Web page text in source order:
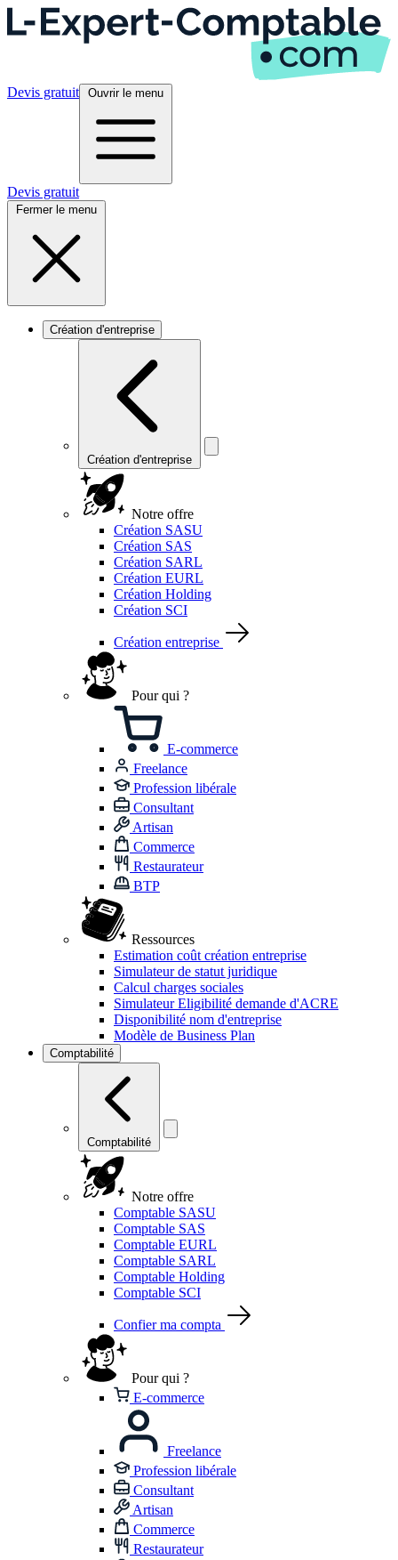
Devis gratuit Ouvrir le menu
Devis gratuit
Fermer le menu
Création d'entreprise
Création d'entreprise
Notre offre
Création SASU
Création SAS
Création SARL
Création EURL
Création Holding
Création SCI
Création entreprise
Pour qui ?
E-commerce
Freelance
Profession libérale
Consultant
Artisan
Commerce
Restaurateur
BTP
Ressources
Estimation coût création entreprise
Simulateur de statut juridique
Calcul charges sociales
Simulateur Eligibilité demande d'ACRE
Disponibilité nom d'entreprise
Modèle de Business Plan
Comptabilité
Comptabilité
Notre offre
Comptable SASU
Comptable SAS
Comptable EURL
Comptable SARL
Comptable Holding
Comptable SCI
Confier ma compta
Pour qui ?
E-commerce
Freelance
Profession libérale
Consultant
Artisan
Commerce
Restaurateur